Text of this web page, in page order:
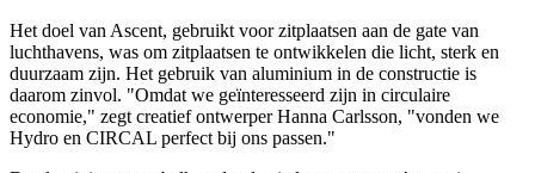
Het doel van Ascent, gebruikt voor zitplaatsen aan de gate van
luchthavens, was om zitplaatsen te ontwikkelen die licht, sterk en
duurzaam zijn. Het gebruik van aluminium in de constructie is
daarom zinvol. "Omdat we geïnteresseerd zijn in circulaire
economie," zegt creatief ontwerper Hanna Carlsson, "vonden we
Hydro en CIRCAL perfect bij ons passen."